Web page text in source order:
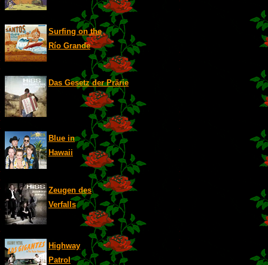
Surfing on the
Río Grande
Das Gesetz der Prärie
Blue in
Hawaii
Zeugen des
Verfalls
Highway
Patrol